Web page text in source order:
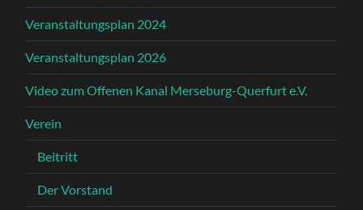
Veranstaltungsplan 2024
Veranstaltungsplan 2026
Video zum Offenen Kanal Merseburg-Querfurt e.V.
Verein
Beitritt
Der Vorstand